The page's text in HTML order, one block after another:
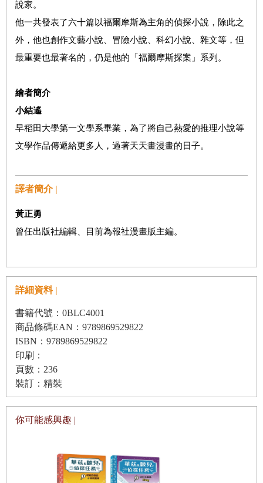
說家。
他一共發表了六十篇以福爾摩斯為主角的偵探小說，除此之
外，他也創作文藝小說、冒險小說、科幻小說、雜文等，但
最重要也最著名的，仍是他的「福爾摩斯探案」系列。
繪者簡介
小結遙
早稻田大學第一文學系畢業，為了將自己熱愛的推理小說等
文學作品傳遞給更多人，過著天天畫漫畫的日子。
譯者簡介 |
黃正勇
曾任出版社編輯、目前為報社漫畫版主編。
詳細資料 |
書籍代號：0BLC4001
商品條碼EAN：9789869529822
ISBN：9789869529822
印刷：
頁數：236
裝訂：精裝
你可能感興趣 |